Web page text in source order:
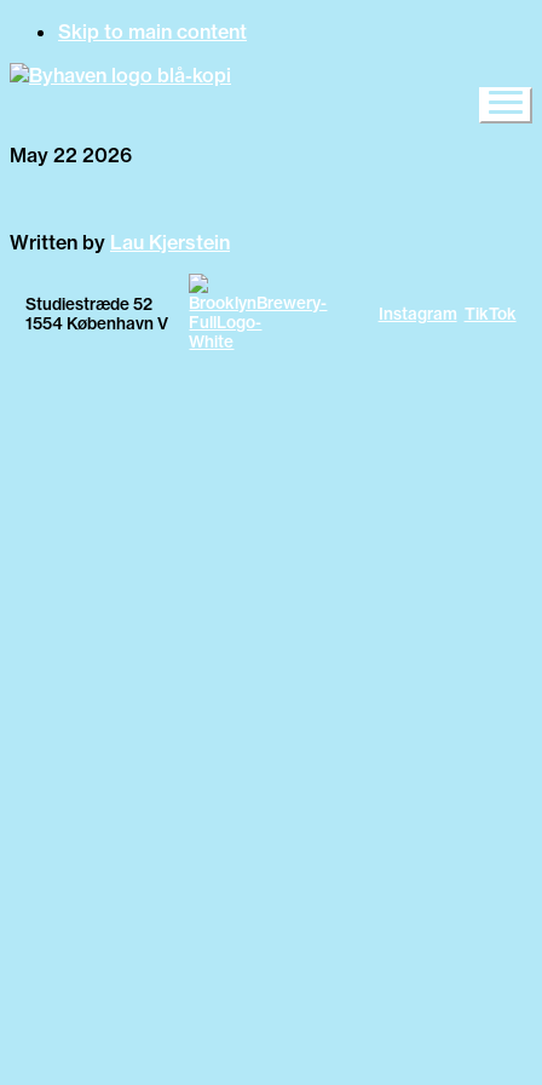
Skip to main content
May 22 2026
Written by Lau Kjerstein
Studiestræde 52
1554 København V
Instagram TikTok